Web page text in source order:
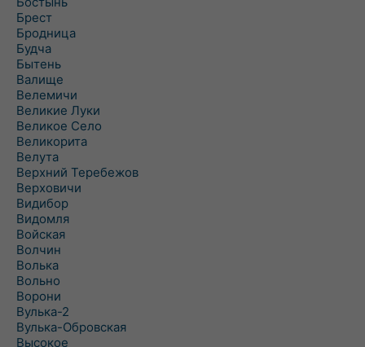
Брест
Бродница
Будча
Бытень
Валище
Велемичи
Великие Луки
Великое Село
Великорита
Велута
Верхний Теребежов
Верховичи
Видибор
Видомля
Войская
Волчин
Волька
Вольно
Ворони
Вулька-2
Вулька-Обровская
Высокое